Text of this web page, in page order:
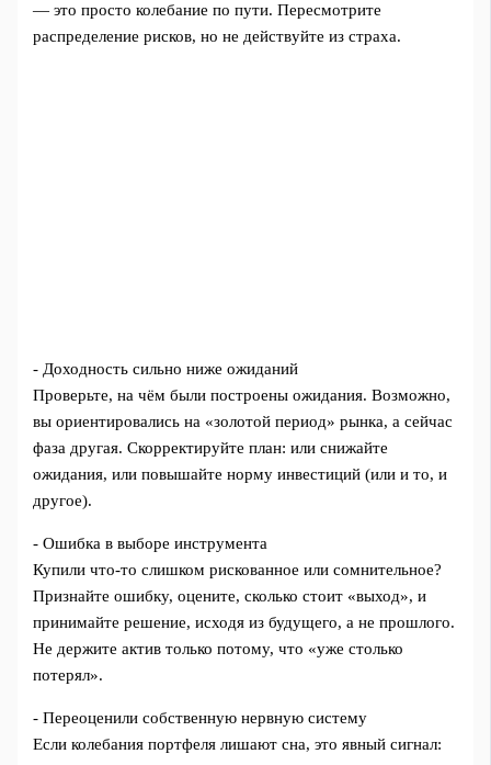
— это просто колебание по пути. Пересмотрите
распределение рисков, но не действуйте из страха.
- Доходность сильно ниже ожиданий
Проверьте, на чём были построены ожидания. Возможно,
вы ориентировались на «золотой период» рынка, а сейчас
фаза другая. Скорректируйте план: или снижайте
ожидания, или повышайте норму инвестиций (или и то, и
другое).
- Ошибка в выборе инструмента
Купили что-то слишком рискованное или сомнительное?
Признайте ошибку, оцените, сколько стоит «выход», и
принимайте решение, исходя из будущего, а не прошлого.
Не держите актив только потому, что «уже столько
потерял».
- Переоценили собственную нервную систему
Если колебания портфеля лишают сна, это явный сигнал: